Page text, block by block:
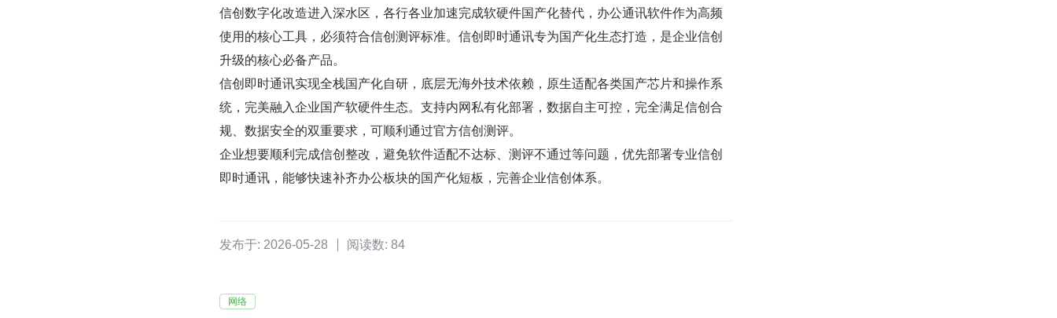
信创数字化改造进入深水区，各行各业加速完成软硬件国产化替代，办公通讯软件作为高频
使用的核心工具，必须符合信创测评标准。信创即时通讯专为国产化生态打造，是企业信创
升级的核心必备产品。
信创即时通讯实现全栈国产化自研，底层无海外技术依赖，原生适配各类国产芯片和操作系
统，完美融入企业国产软硬件生态。支持内网私有化部署，数据自主可控，完全满足信创合
规、数据安全的双重要求，可顺利通过官方信创测评。
企业想要顺利完成信创整改，避免软件适配不达标、测评不通过等问题，优先部署专业信创
即时通讯，能够快速补齐办公板块的国产化短板，完善企业信创体系。
发布于: 2026-05-28 阅读数: 84
网络